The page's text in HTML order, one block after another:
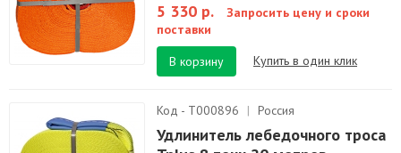
5 330 р.
Запросить цену и сроки
поставки
В корзину
Купить в один клик
Код - T000896 | Россия
Удлинитель лебедочного троса